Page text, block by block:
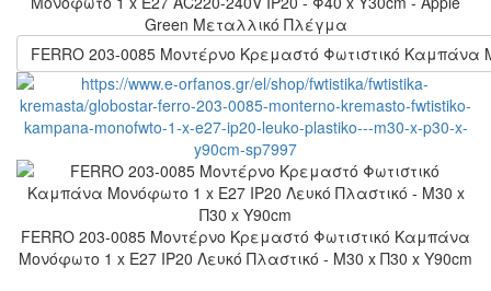
Green Μεταλλικό Πλέγμα
FERRO 203-0085 Μοντέρνο Κρεμαστό Φωτιστικό
FERRO 203-0085 Μοντέρνο Κρεμαστό Φωτιστικό Καμπάνα
Μονόφωτο 1 x E27 IP20 Λευκό Πλαστικό - Μ30 x Π30 x Υ90cm